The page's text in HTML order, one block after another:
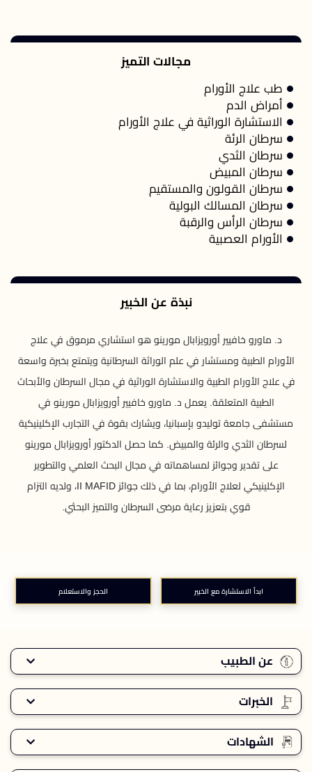
مجالات التميز
طب علاج الأورام
أمراض الدم
الاستشارة الوراثية في علاج الأورام
سرطان الرئة
سرطان الثدي
سرطان المبيض
سرطان القولون والمستقيم
سرطان المسالك البولية
سرطان الرأس والرقبة
الأورام العصبية
نبذة عن الخبير
د. ماورو خافيير أورويزابال مورينو هو استشاري مرموق في علاج
الأورام الطبية ومستشار في علم الوراثة السرطانية ويتمتع بخبرة واسعة
في علاج الأورام الطبية والاستشارة الوراثية في مجال السرطان والأبحاث
الطبية المتعلقة. يعمل د. ماورو خافيير أورويزابال مورينو في
مستشفى جامعة توليدو بإسبانيا، ويشارك بقوة في التجارب الإكلينيكية
لسرطان الثدي والرئة والمبيض. كما حصل الدكتور أورويزابال مورينو
على تقدير وجوائز لمساهماته في مجال البحث العلمي والتطوير
الإكلينيكي لعلاج الأورام، بما في ذلك جوائز II MAFID، ولديه التزام
قوي بتعزيز رعاية مرضى السرطان والتميز البحثي.
ابدأ الاستشارة مع الخبير الحجز والاستعلام
عن الطبيب
الخبرات
الشهادات